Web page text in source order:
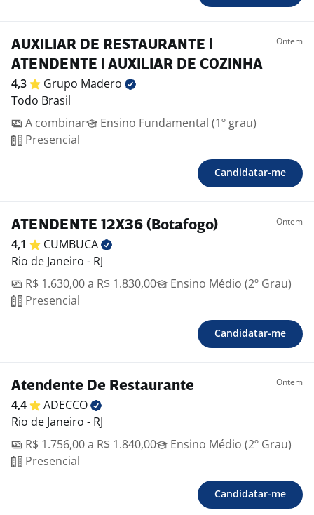
AUXILIAR DE RESTAURANTE |
ATENDENTE | AUXILIAR DE COZINHA
Ontem
4,3 Grupo Madero
Todo Brasil
A combinar
Ensino Fundamental (1º grau)
Presencial
Candidatar-me
ATENDENTE 12X36 (Botafogo) Ontem
4,1
CUMBUCA
Rio de Janeiro - RJ
R$ 1.630,00 a R$ 1.830,00
Ensino Médio (2º Grau)
Presencial
Candidatar-me
Atendente De Restaurante Ontem
4,4
ADECCO
Rio de Janeiro - RJ
R$ 1.756,00 a R$ 1.840,00
Ensino Médio (2º Grau)
Presencial
Candidatar-me